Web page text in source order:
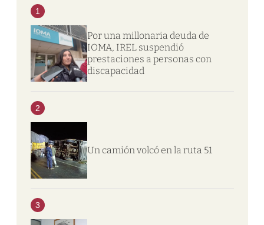
1
Por una millonaria deuda de
IOMA, IREL suspendió
prestaciones a personas con
discapacidad
2
Un camión volcó en la ruta 51
3